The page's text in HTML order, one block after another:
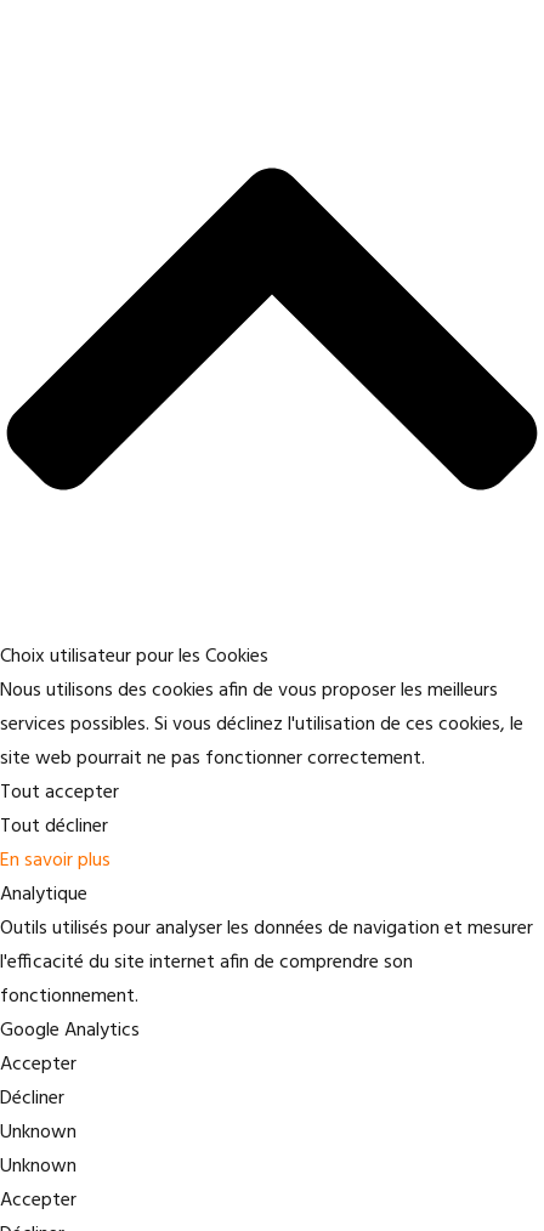
Choix utilisateur pour les Cookies
Nous utilisons des cookies afin de vous proposer les meilleurs
services possibles. Si vous déclinez l'utilisation de ces cookies, le
site web pourrait ne pas fonctionner correctement.
Tout accepter
Tout décliner
En savoir plus
Analytique
Outils utilisés pour analyser les données de navigation et mesurer
l'efficacité du site internet afin de comprendre son
fonctionnement.
Google Analytics
Accepter
Décliner
Unknown
Unknown
Accepter